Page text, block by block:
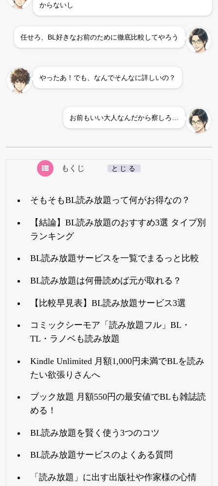
からないし
任せろ、BL好きなお前のために徹底比較してやろう
やったあ！でも、なんでそんなに詳しいの？
お前もいい大人なんだから察しろ…
もくじ とじる
そもそもBL読み放題って何がお得なの？
【結論】BL読み放題のおすすめ3選 タイプ別
ランキング
BL読み放題サービスを一覧でまるっと比較
BL読み放題は何冊読めば元が取れる？
【比較早見表】BL読み放題サービス3選
コミックシーモア「読み放題フル」BL・
TL・ラノベも読み放題
Kindle Unlimited 月額1,000円未満でBLを読み
たい欲張りさんへ
ブック放題 月額550円の最安値でBLも雑誌読
める！
BL読み放題を賢く使う3つのコツ
BL読み放題サービスのよくある質問
「読み放題」に出す出版社や作家様の心情